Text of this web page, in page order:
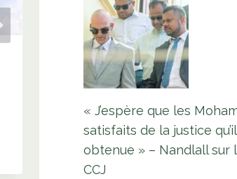
Une délégation
à la Nouvelle-Orléans
programme d’échange
commercial Women in
Par L'équipe Europe Guyane 16
« J’espère que les
satisfaits de la justice
obtenue » – Nandlall sur
CCJ